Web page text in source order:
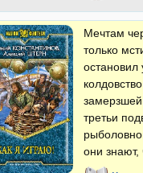
Мечтам
только
третьи
они знают,